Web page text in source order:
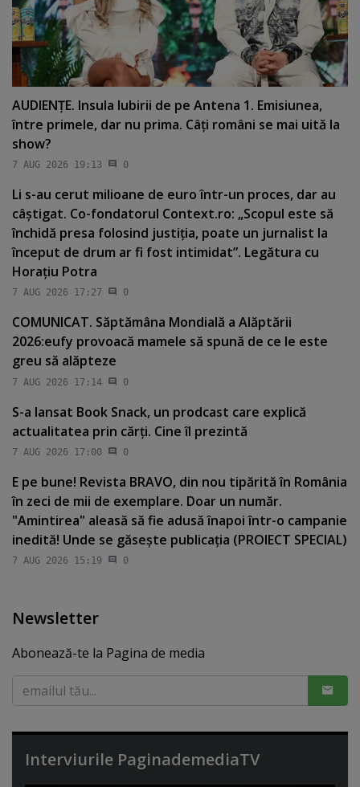
AUDIENŢE. Insula Iubirii de pe Antena 1. Emisiunea,
între primele, dar nu prima. Câţi români se mai uită la
show?
7 AUG 2026 19:13 0
Li s-au cerut milioane de euro într-un proces, dar au
câştigat. Co-fondatorul Context.ro: „Scopul este să
închidă presa folosind justiţia, poate un jurnalist la
început de drum ar fi fost intimidat”. Legătura cu
Horaţiu Potra
7 AUG 2026 17:27 0
COMUNICAT. Săptămâna Mondială a Alăptării
2026:eufy provoacă mamele să spună de ce le este
greu să alăpteze
7 AUG 2026 17:14 0
S-a lansat Book Snack, un prodcast care explică
actualitatea prin cărţi. Cine îl prezintă
7 AUG 2026 17:00 0
E pe bune! Revista BRAVO, din nou tipărită în România
în zeci de mii de exemplare. Doar un număr.
"Amintirea" aleasă să fie adusă înapoi într-o campanie
inedită! Unde se găseşte publicaţia (PROIECT SPECIAL)
7 AUG 2026 15:19 0
Newsletter
Abonează-te la Pagina de media
Interviurile PaginademediaTV